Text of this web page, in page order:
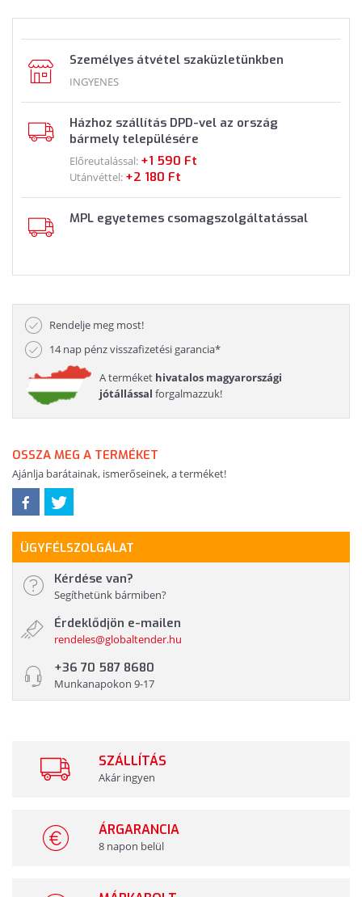
Személyes átvétel szaküzletünkben
INGYENES
Házhoz szállítás DPD-vel az ország
bármely településére
Előreutalással: +1 590 Ft
Utánvéttel: +2 180 Ft
MPL egyetemes csomagszolgáltatással
Rendelje meg most!
14 nap pénz visszafizetési garancia*
A terméket hivatalos magyarországi
jótállással forgalmazzuk!
OSSZA MEG A TERMÉKET
Ajánlja barátainak, ismerőseinek, a terméket!
ÜGYFÉLSZOLGÁLAT
Kérdése van?
Segíthetünk bármiben?
Érdeklődjön e-mailen
rendeles@globaltender.hu
+36 70 587 8680
Munkanapokon 9-17
SZÁLLÍTÁS
Akár ingyen
ÁRGARANCIA
8 napon belül